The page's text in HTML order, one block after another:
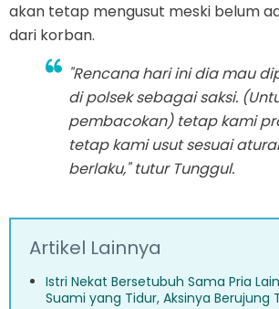
akan tetap mengusut meski belum
dari korban.
"Rencana hari ini dia mau
di polsek sebagai saksi.
pembacokan) tetap kami
tetap kami usut sesuai
berlaku," tutur Tunggul.
Artikel Lainnya
Istri Nekat Bersetubuh Sama Pria
Suami yang Tidur, Aksinya Berujung